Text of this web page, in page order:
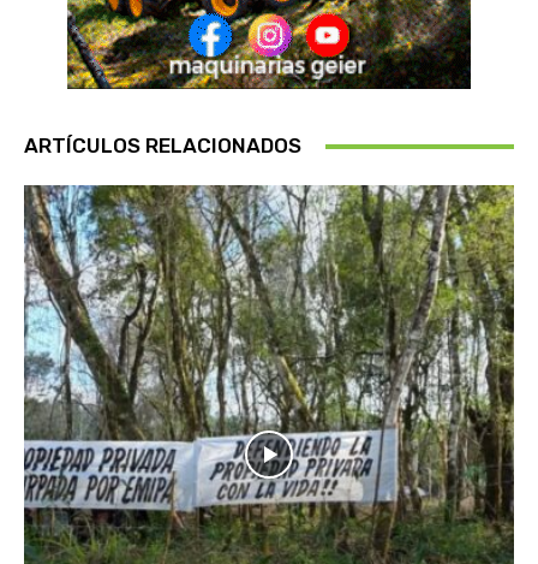
ARTÍCULOS RELACIONADOS